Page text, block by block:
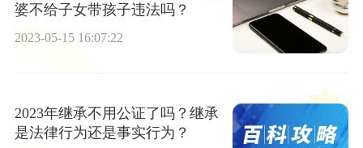
婆不给子女带孩子违法吗？
2023-05-15 16:07:22
2023年继承不用公证了吗？继承
是法律行为还是事实行为？